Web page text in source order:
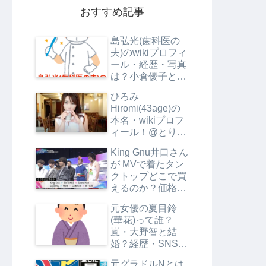
おすすめ記事
島弘光(歯科医の
夫)のwikiプロフィ
ール・経歴・写真
は？小倉優子と別
ひろみ
Hiromi(43age)の
本名・wikiプロフ
ィール！@とりご
係は？
King Gnu井口さん
が MVで着たタン
クトップどこで買
えるのか？価格も
元女優の夏目鈴
(華花)って誰？
嵐・大野智と結
婚？経歴・SNS・
元グラドルNとは